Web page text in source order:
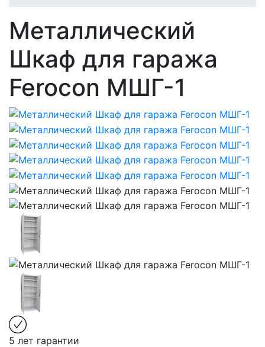
Металлический
Шкаф для гаража
Ferocon МШГ-1
5 лет гарантии